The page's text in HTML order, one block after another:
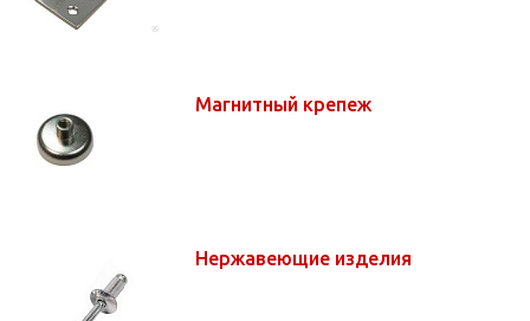
Магнитный крепеж
Нержавеющие изделия